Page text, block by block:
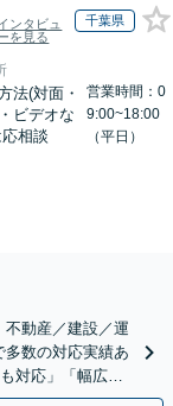
ンタビュ
を見る
千葉県
法(対面・
ビデオな
応相談
営業時間：0
9:00~18:00
（平日）
動産／建設／運
数の対応実績あ
対応」「幅広い
あり」